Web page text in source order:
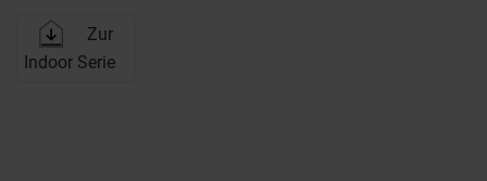
Zur
Indoor Serie